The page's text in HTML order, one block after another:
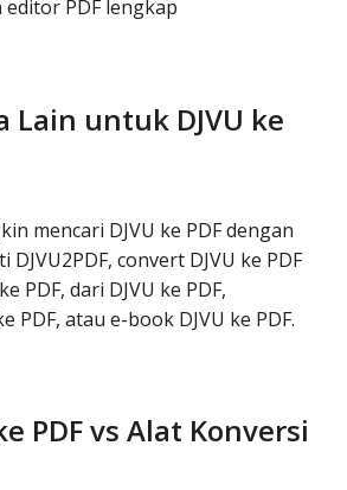
editor PDF lengkap
Lain untuk DJVU ke
mencari DJVU ke PDF dengan
convert DJVU ke PDF
PDF, dari DJVU ke PDF,
PDF, atau e-book DJVU ke PDF.
PDF vs Alat Konversi